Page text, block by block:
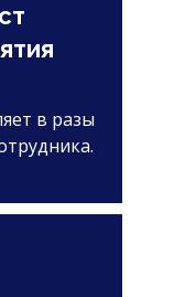
в разы